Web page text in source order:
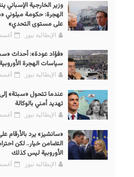
وزير الخارجية الإسباني
الهجرة: حكومة ميلوني
على مستوى التحدي»
الإيطالية نيوز أغسطس
«فؤاد عودة»: أحداث
سياسات الهجرة
الإيطالية نيوز أغسطس
عندما تتحول «سبتة» إلى
تهديد أمني بالوكالة
الإيطالية نيوز أغسطس
«سانشيز» يرد بالأرقام
التضامن خيار.. لكن
الأوروبية ليس كذلك
الإيطالية نيوز أغسطس